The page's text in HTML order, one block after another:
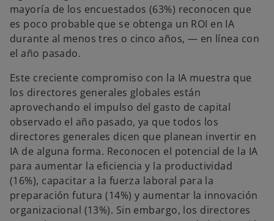
mayoría de los encuestados (63%) reconocen que
es poco probable que se obtenga un ROI en IA
durante al menos tres o cinco años, — en línea con
el año pasado.
Este creciente compromiso con la IA muestra que
los directores generales globales están
aprovechando el impulso del gasto de capital
observado el año pasado, ya que todos los
directores generales dicen que planean invertir en
IA de alguna forma. Reconocen el potencial de la IA
para aumentar la eficiencia y la productividad
(16%), capacitar a la fuerza laboral para la
preparación futura (14%) y aumentar la innovación
organizacional (13%). Sin embargo, los directores